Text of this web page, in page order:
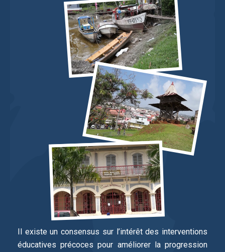
Il existe un consensus sur l’intérêt des interventions
éducatives précoces pour améliorer la progression